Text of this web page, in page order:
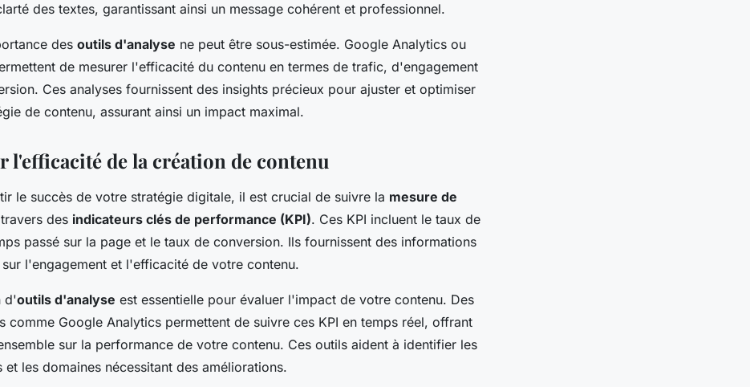
des textes, garantissant ainsi un message cohérent et professionnel.
des outils d'analyse ne peut être sous-estimée. Google Analytics ou
de mesurer l'efficacité du contenu en termes de trafic, d'engagement
Ces analyses fournissent des insights précieux pour ajuster et optimiser
de contenu, assurant ainsi un impact maximal.
l'efficacité de la création de contenu
le succès de votre stratégie digitale, il est crucial de suivre la mesure de
des indicateurs clés de performance (KPI). Ces KPI incluent le taux de
passé sur la page et le taux de conversion. Ils fournissent des informations
sur l'engagement et l'efficacité de votre contenu.
d'outils d'analyse est essentielle pour évaluer l'impact de votre contenu. Des
comme Google Analytics permettent de suivre ces KPI en temps réel, offrant
sur la performance de votre contenu. Ces outils aident à identifier les
et les domaines nécessitant des améliorations.